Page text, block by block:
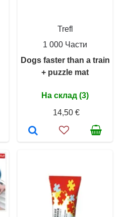
Trefl
1 000 Части
Dogs faster than a train
+ puzzle mat
На склад (3)
14,50 €